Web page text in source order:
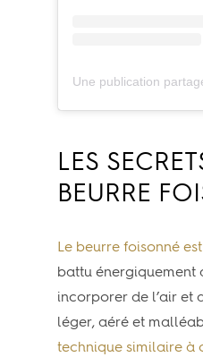
LES
BEURRE
Le beurre foisonné
battu énergiquement
incorporer de l’air et
léger, aéré et
technique similaire à